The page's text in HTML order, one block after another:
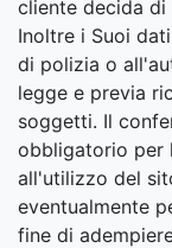
cliente decida
Inoltre i Suoi
di polizia o
legge e previa
soggetti. Il
obbligatorio per
all'utilizzo del
eventualmente
fine di